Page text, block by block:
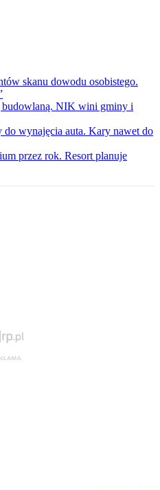
skanu dowodu osobistego.
budowlaną. NIK wini gminy i
wynajęcia auta. Kary nawet do
przez rok. Resort planuje